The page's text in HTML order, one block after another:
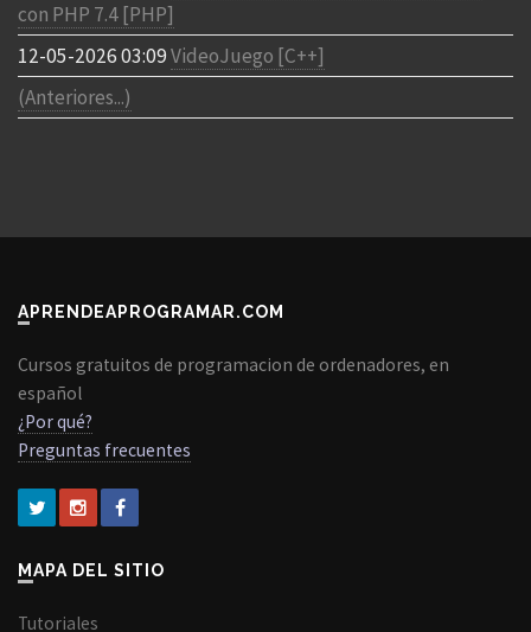
con PHP 7.4 [PHP]
12-05-2026 03:09VideoJuego [C++]
(Anteriores...)
APRENDEAPROGRAMAR.COM
Cursos gratuitos de programacion de ordenadores, en
español
¿Por qué?
Preguntas frecuentes
MAPA DEL SITIO
Tutoriales